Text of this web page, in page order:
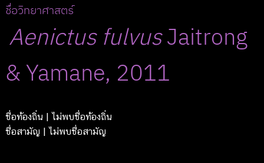
ชื่อวิทยาศาสตร์
Aenictus fulvus Jaitrong
& Yamane, 2011
ชื่อท้องถิ่น | ไม่พบชื่อท้องถิ่น
ชื่อสามัญ | ไม่พบชื่อสามัญ